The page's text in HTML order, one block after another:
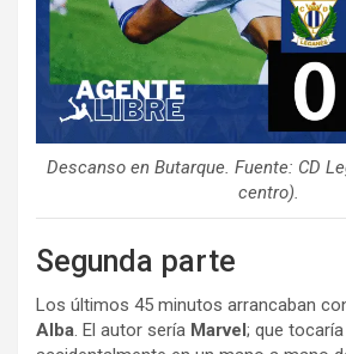
Descanso en Butarque. Fuente: CD
centro).
Segunda parte
Los últimos 45 minutos arrancaban
Alba. El autor sería Marvel ; que